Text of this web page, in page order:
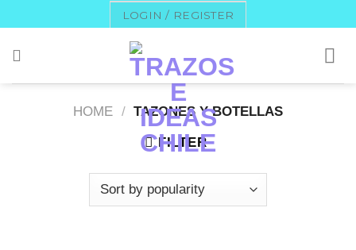
to
content
LOGIN / REGISTER
HOME / TAZONES Y BOTELLAS
FILTER